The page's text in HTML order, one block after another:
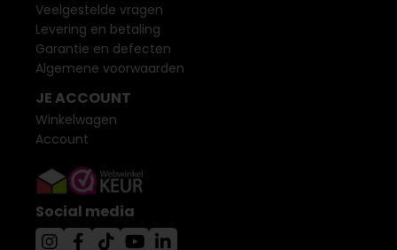
Veelgestelde vragen
Levering en betaling
Garantie en defecten
Algemene voorwaarden
JE ACCOUNT
Winkelwagen
Account
Social media